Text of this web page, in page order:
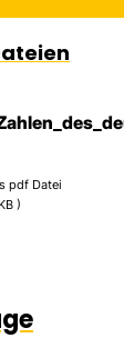
pdf Datei
)